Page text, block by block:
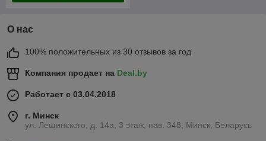
О нас
100% положительных из 30 отзывов за год
Компания продает на Deal.by
Работает с 03.04.2018
г. Минск
ул. Лещинского, д. 14а, 3 этаж, пав. 348, Минск, Беларусь